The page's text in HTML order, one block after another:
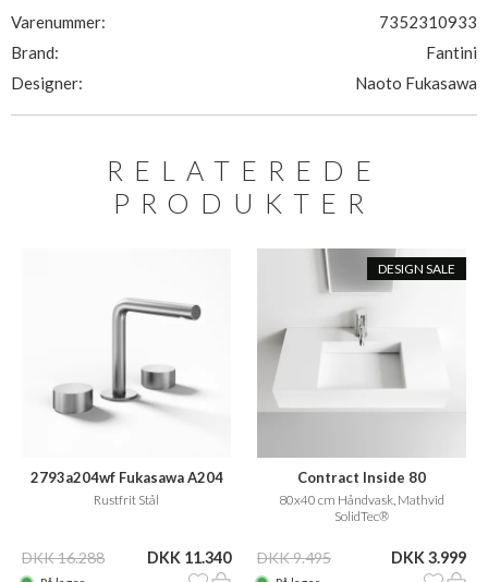
Varenummer:
7352310933
Brand:
Fantini
Designer:
Naoto Fukasawa
RELATEREDE
PRODUKTER
2793a204wf Fukasawa A204
Rustfrit Stål
DKK 16.288 DKK 11.340
DESIGN SALE
Contract Inside 80
80x40 cm Håndvask, Mathvid
SolidTec®
DKK 9.495 DKK 3.999